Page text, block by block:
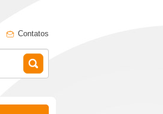
Contatos